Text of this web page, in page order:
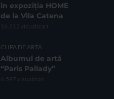
în expoziția HOME
de la Vila Catena
16.212 vizualizari
CLIPA DE ARTA
Albumul de artă
“Paris Pallady”
6.597 vizualizari